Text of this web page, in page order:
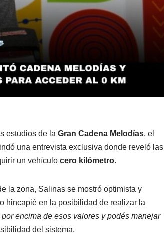
estudios de la Gran Cadena Melodías, el
una entrevista exclusiva donde reveló las
un vehículo cero kilómetro.
la zona, Salinas se mostró optimista y
hincapié en la posibilidad de realizar la
encima de esos valores y podés manejar
del sistema.